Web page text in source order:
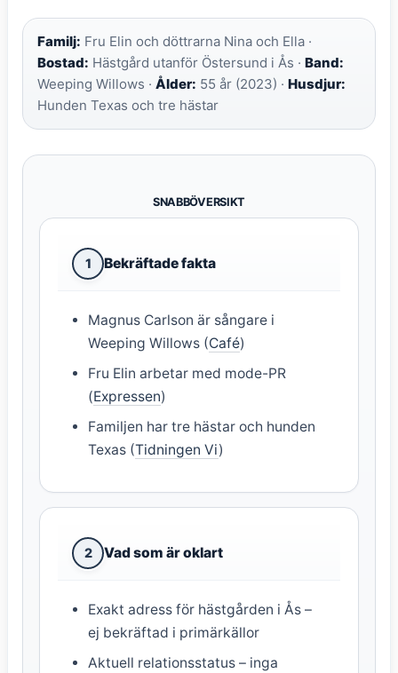
Familj: Fru Elin och döttrarna Nina och Ella ·
Bostad: Hästgård utanför Östersund i Ås · Band:
Weeping Willows · Ålder: 55 år (2023) · Husdjur:
Hunden Texas och tre hästar
SNABBÖVERSIKT
1 Bekräftade fakta
Magnus Carlson är sångare i
Weeping Willows (Café)
Fru Elin arbetar med mode-PR
(Expressen)
Familjen har tre hästar och hunden
Texas (Tidningen Vi)
2 Vad som är oklart
Exakt adress för hästgården i Ås –
ej bekräftad i primärkällor
Aktuell relationsstatus – inga